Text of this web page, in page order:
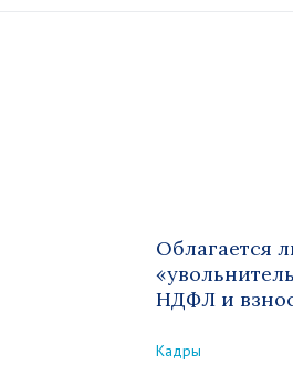
Облагается
НДФЛ и
Кадры